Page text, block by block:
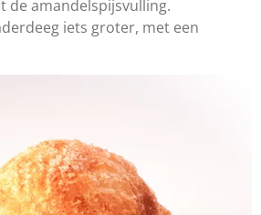
de amandelspijsvulling.
iets groter, met een